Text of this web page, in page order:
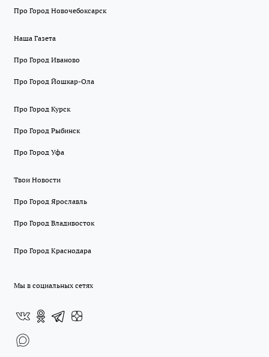
Про Город Новочебоксарск
Наша Газета
Про Город Иваново
Про Город Йошкар-Ола
Про Город Курск
Про Город Рыбинск
Про Город Уфа
Твои Новости
Про Город Ярославль
Про Город Владивосток
Про Город Краснодара
Мы в социальных сетях